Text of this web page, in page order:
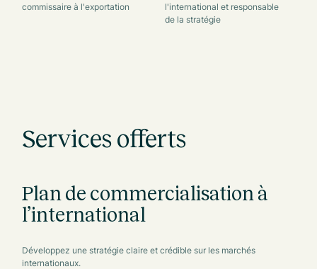
commissaire à l'exportation
l'international et responsable
de la stratégie
Services offerts
Plan de commercialisation à
l’international
Développez une stratégie claire et crédible sur les marchés
internationaux.